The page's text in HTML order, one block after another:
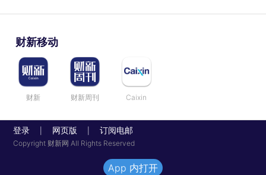
财新移动
财新 财新周刊 Caixin
登录 网页版 订阅电邮
Copyright 财新网 All Rights Reserved
App 内打开